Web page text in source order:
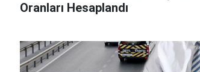
Oranları Hesaplandı